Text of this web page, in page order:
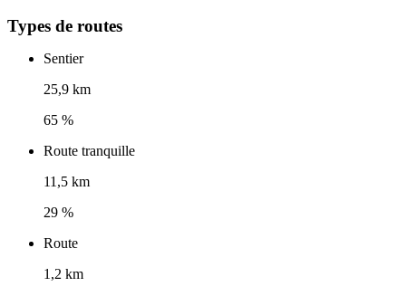
Types de routes
Sentier
25,9 km
65 %
Route tranquille
11,5 km
29 %
Route
1,2 km